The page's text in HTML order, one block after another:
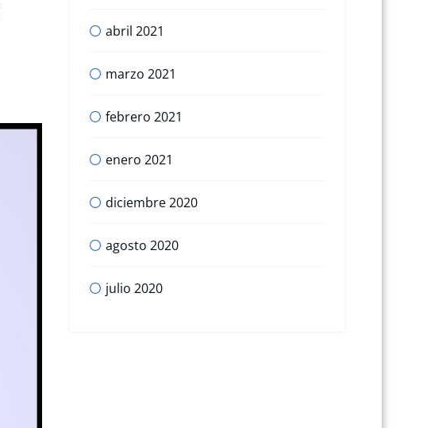
abril 2021
marzo 2021
febrero 2021
enero 2021
diciembre 2020
agosto 2020
julio 2020